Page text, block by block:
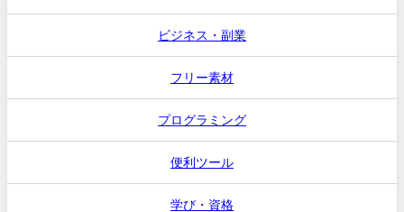
ビジネス・副業
フリー素材
プログラミング
便利ツール
学び・資格